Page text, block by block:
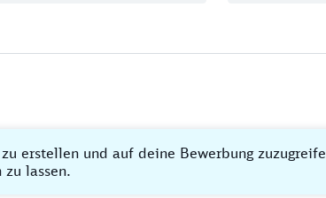
erstellen und auf deine Bewerbung
lassen.